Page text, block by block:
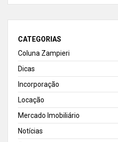
CATEGORIAS
Coluna Zampieri
Dicas
Incorporação
Locação
Mercado Imobiliário
Notícias